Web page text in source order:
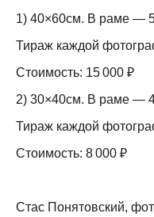
1) 40×60см. В раме —
Тираж каждой
Стоимость: 15 000 ₽
2) 30×40см. В раме —
Тираж каждой
Стоимость: 8 000 ₽
Стас Понятовский,